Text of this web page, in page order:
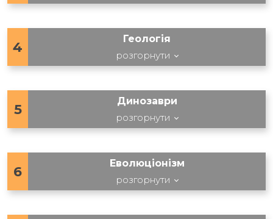
4
Геологія
розгорнути
5
Динозаври
розгорнути
6
Еволюціонізм
розгорнути